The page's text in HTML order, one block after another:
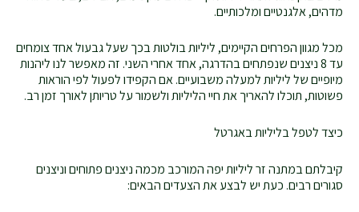
מדהים, אלגנטיים ומלכותיים.
מכל מגוון הפרחים הקיימים, ליליות בולטות בכך שעל גבעול אחד צומחים
עד 8 ניצנים שנפתחים בהדרגה, אחד אחרי השני. זה מאפשר לנו ליהנות
מיופיים של ליליות למעלה משבועיים. אם הקפידו לפעול לפי הוראות
פשוטות, תוכלו להאריך את חיי הליליות ולשמור על טריותן לאורך זמן רב.
כיצד לטפל בליליות באגרטל
קיבלתם במתנה זר ליליות יפה המורכב מכמה ניצנים פתוחים וניצנים
סגורים רבים. כעת יש לבצע את הצעדים הבאים: